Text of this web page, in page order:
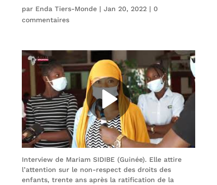
par Enda Tiers-Monde| Jan 20, 2022| 0
commentaires
Interview de Mariam SIDIBE (Guinée). Elle attire
l’attention sur le non-respect des droits des
enfants, trente ans après la ratification de la